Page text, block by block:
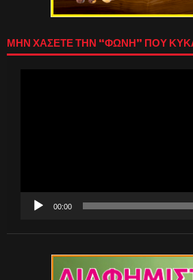
ΜΗΝ ΧΑΣΕΤΕ ΤΗΝ “ΦΩΝΗ” ΠΟΥ
00:00